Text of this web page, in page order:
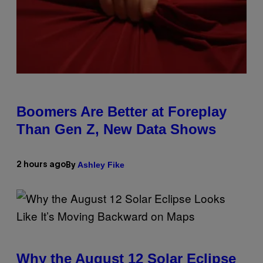
Boomers Are Better at Foreplay
Than Gen Z, New Data Shows
2 hours ago By Ashley Fike
Why the August 12 Solar Eclipse